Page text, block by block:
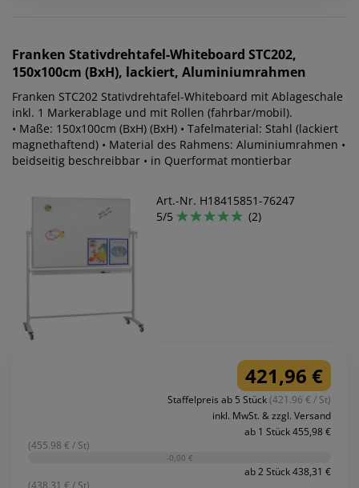
Franken Stativdrehtafel-Whiteboard STC202,
150x100cm (BxH), lackiert, Aluminiumrahmen
Franken STC202 Stativdrehtafel-Whiteboard mit Ablageschale
inkl. 1 Markerablage und mit Rollen (fahrbar/mobil).
• Maße: 150x100cm (BxH) (BxH) • Tafelmaterial: Stahl (lackiert
magnethaftend) • Material des Rahmens: Aluminiumrahmen •
beidseitig beschreibbar • in Querformat montierbar
Art.-Nr. H18415851-76247
5/5
(2)
421,96 €
Staffelpreis ab 5 Stück(421.96 € / St)
inkl. MwSt. & zzgl. Versand
ab 1 Stück 455,98 €
(455.98 € / St)
-0,00 €
ab 2 Stück 438,31 €